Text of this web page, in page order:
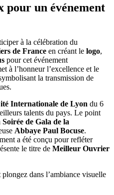
pour un événement
à la célébration du
de France en créant le logo,
pour cet événement
à l’honneur l’excellence et le
la transmission de
Internationale de Lyon du 6
talents du pays. Le point
Soirée de Gala de la
Abbaye Paul Bocuse.
a été conçu pour refléter
le titre de Meilleur Ouvrier
dans l’ambiance visuelle